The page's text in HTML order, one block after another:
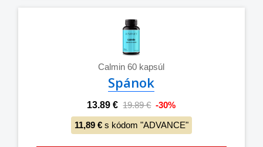
Calmin 60 kapsúl
Spánok
13.89 € 19.89 € -30%
11,89 €s kódom "ADVANCE"